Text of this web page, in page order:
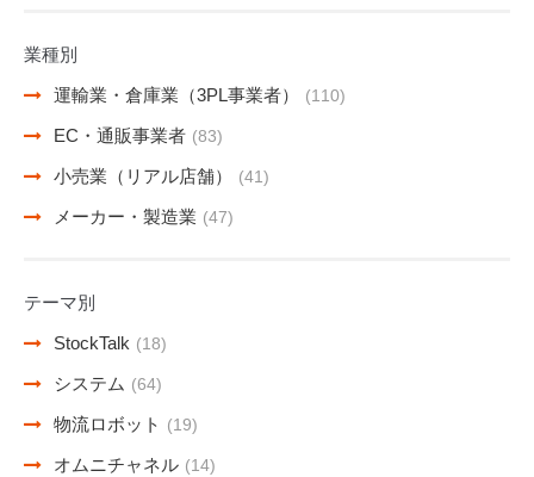
業種別
運輸業・倉庫業（3PL事業者）
(110)
EC・通販事業者 (83)
小売業（リアル店舗） (41)
メーカー・製造業 (47)
テーマ別
StockTalk (18)
システム (64)
物流ロボット (19)
オムニチャネル (14)